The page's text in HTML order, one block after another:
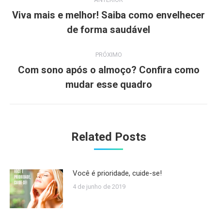
de
Post
anterior:
Viva mais e melhor! Saiba como envelhecer
de forma saudável
PRÓXIMO
Próximo
post:
Com sono após o almoço? Confira como
mudar esse quadro
Related Posts
Você é prioridade, cuide-se!
4 de junho de 2019